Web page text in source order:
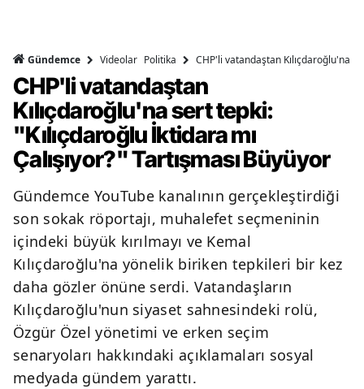
Gündemce Videolar Politika CHP'li vatandaştan Kılıçdaroğlu'na
CHP'li vatandaştan
Kılıçdaroğlu'na sert tepki:
"Kılıçdaroğlu İktidara mı
Çalışıyor?" Tartışması Büyüyor
Gündemce YouTube kanalının gerçekleştirdiği
son sokak röportajı, muhalefet seçmeninin
içindeki büyük kırılmayı ve Kemal
Kılıçdaroğlu'na yönelik biriken tepkileri bir kez
daha gözler önüne serdi. Vatandaşların
Kılıçdaroğlu'nun siyaset sahnesindeki rolü,
Özgür Özel yönetimi ve erken seçim
senaryoları hakkındaki açıklamaları sosyal
medyada gündem yarattı.